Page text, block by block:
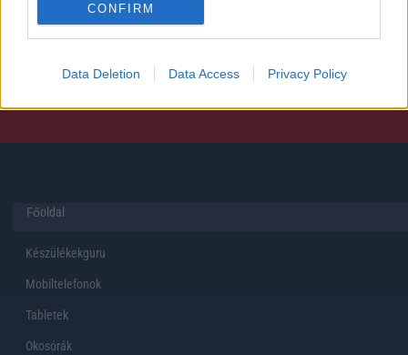
CONFIRM
Data Deletion Data Access Privacy Policy
Főoldal
Készülékekguru
Mobiltelefonok
Tabletek
Okosórák